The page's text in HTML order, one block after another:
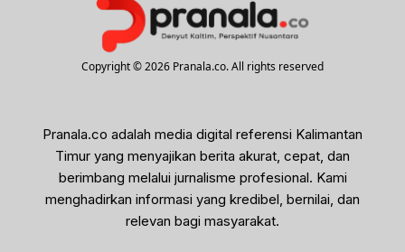
Copyright © 2026 Pranala.co. All rights reserved
Pranala.co adalah media digital referensi Kalimantan
Timur yang menyajikan berita akurat, cepat, dan
berimbang melalui jurnalisme profesional. Kami
menghadirkan informasi yang kredibel, bernilai, dan
relevan bagi masyarakat.